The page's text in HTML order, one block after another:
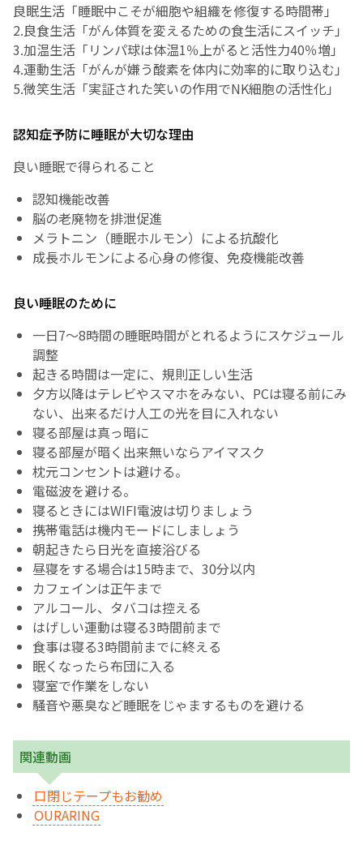
良眠生活「睡眠中こそが細胞や組織を修復する時間帯」
2.良食生活「がん体質を変えるための食生活にスイッチ」
3.加温生活「リンパ球は体温1％上がると活性力40％増」
4.運動生活「がんが嫌う酸素を体内に効率的に取り込む」
5.微笑生活「実証された笑いの作用でNK細胞の活性化」
認知症予防に睡眠が大切な理由
良い睡眠で得られること
認知機能改善
脳の老廃物を排泄促進
メラトニン（睡眠ホルモン）による抗酸化
成長ホルモンによる心身の修復、免疫機能改善
良い睡眠のために
一日7～8時間の睡眠時間がとれるようにスケジュール
調整
起きる時間は一定に、規則正しい生活
夕方以降はテレビやスマホをみない、PCは寝る前にみ
ない、出来るだけ人工の光を目に入れない
寝る部屋は真っ暗に
寝る部屋が暗く出来無いならアイマスク
枕元コンセントは避ける。
電磁波を避ける。
寝るときにはWIFI電波は切りましょう
携帯電話は機内モードにしましょう
朝起きたら日光を直接浴びる
昼寝をする場合は15時まで、30分以内
カフェインは正午まで
アルコール、タバコは控える
はげしい運動は寝る3時間前まで
食事は寝る3時間前までに終える
眠くなったら布団に入る
寝室で作業をしない
騒音や悪臭など睡眠をじゃまするものを避ける
関連動画
口閉じテープもお勧め
OURARING